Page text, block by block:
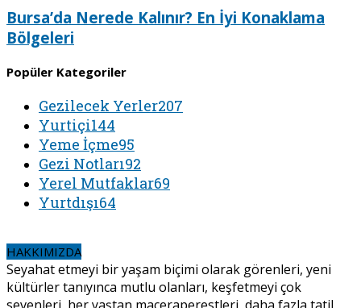
Bursa’da Nerede Kalınır? En İyi Konaklama
Bölgeleri
Popüler Kategoriler
Gezilecek Yerler207
Yurtiçi144
Yeme İçme95
Gezi Notları92
Yerel Mutfaklar69
Yurtdışı64
HAKKIMIZDA
Seyahat etmeyi bir yaşam biçimi olarak görenleri, yeni
kültürler tanıyınca mutlu olanları, keşfetmeyi çok